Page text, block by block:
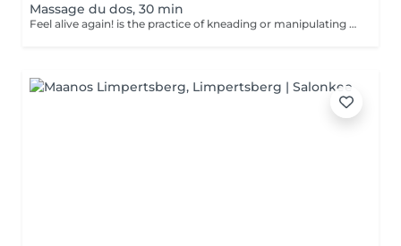
Massage du dos, 30 min
Feel alive again! is the practice of kneading or manipulating a person's muscles and other soft-tissue in order to reduce stress, reduce muscle pain, increase relaxation and improve the work of the immune system. Benefits of getting a back health massage: - reduces stress - relaxing - improves blood circulation - improves body immune system How is massage back health done? - head and neck are massaged - shoulders and back are massaged - hands and arms are massaged Age restrictions: there are no age restrictions for this procedure. Post procedure recommendations: do not do sport and any sharp movements for 2-3 hours after the procedure. Frequency: 1-2 times per week, 10 times in total. Repeat once in 3-6 months.